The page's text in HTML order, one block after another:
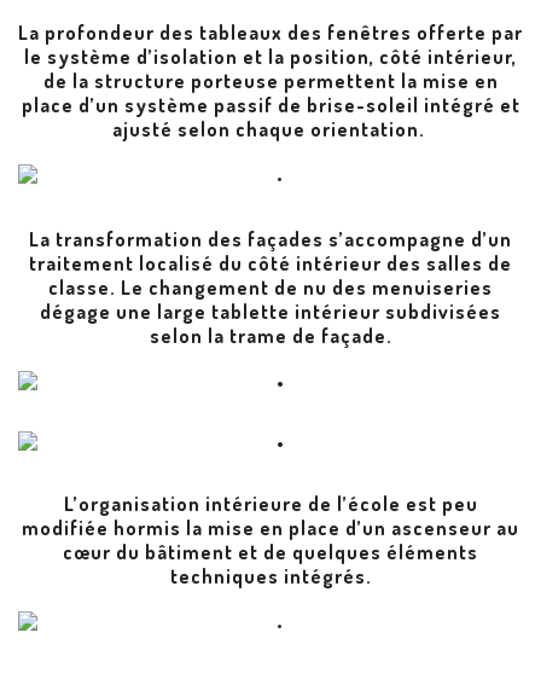
La profondeur des tableaux des fenêtres offerte par
le système d’isolation et la position, côté intérieur,
de la structure porteuse permettent la mise en
place d’un système passif de brise-soleil intégré et
ajusté selon chaque orientation.
La transformation des façades s’accompagne d’un
traitement localisé du côté intérieur des salles de
classe. Le changement de nu des menuiseries
dégage une large tablette intérieur subdivisées
selon la trame de façade.
L’organisation intérieure de l’école est peu
modifiée hormis la mise en place d’un ascenseur au
cœur du bâtiment et de quelques éléments
techniques intégrés.